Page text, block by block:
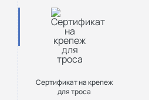
Сертификат на крепеж
для троса